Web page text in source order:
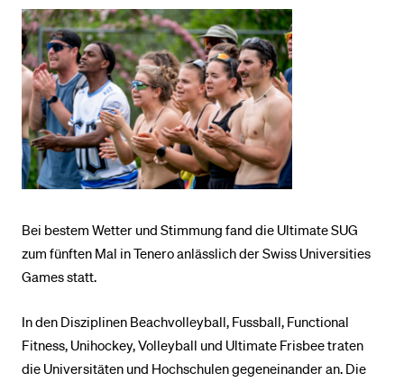
Bei bestem Wetter und Stimmung fand die Ultimate SUG
zum fünften Mal in Tenero anlässlich der Swiss Universities
Games statt.
In den Disziplinen Beachvolleyball, Fussball, Functional
Fitness, Unihockey, Volleyball und Ultimate Frisbee traten
die Universitäten und Hochschulen gegeneinander an. Die